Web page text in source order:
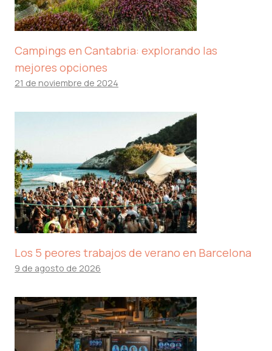
Campings en Cantabria: explorando las
mejores opciones
21 de noviembre de 2024
Los 5 peores trabajos de verano en Barcelona
9 de agosto de 2026